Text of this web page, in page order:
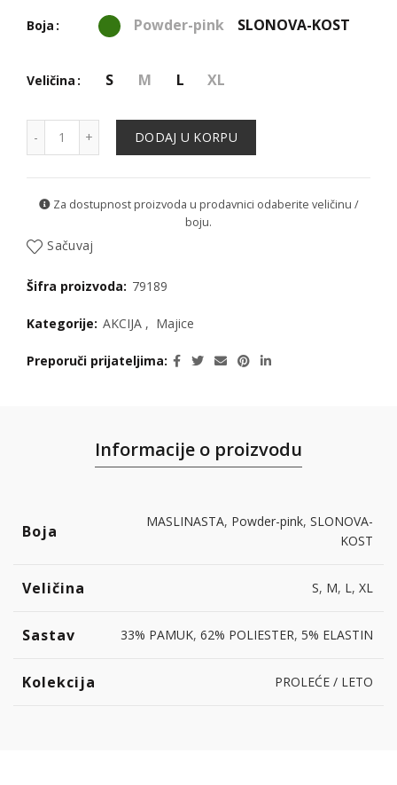
Boja Powder-pink SLONOVA-KOST
Veličina S M L XL
DODAJ U KORPU
Za dostupnost proizvoda u prodavnici odaberite veličinu /
boju.
Sačuvaj
Šifra proizvoda: 79189
Kategorije: AKCIJA , Majice
Preporuči prijateljima
Informacije o proizvodu
Boja
MASLINASTA, Powder-pink, SLONOVA-
KOST
Veličina S, M, L, XL
Sastav 33% PAMUK, 62% POLIESTER, 5% ELASTIN
Kolekcija PROLEĆE / LETO